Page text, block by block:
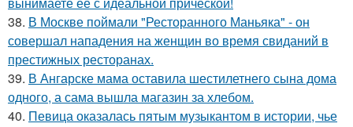
38. В Москве поймали "Ресторанного Маньяка" - он
совершал нападения на женщин во время свиданий в
престижных ресторанах.
39. В Ангарске мама оставила шестилетнего сына дома
одного, а сама вышла магазин за хлебом.
40. Певица оказалась пятым музыкантом в истории, чье